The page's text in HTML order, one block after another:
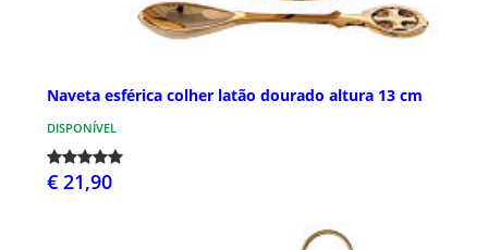
Naveta esférica colher latão dourado altura 13 cm
DISPONÍVEL
€ 21,90